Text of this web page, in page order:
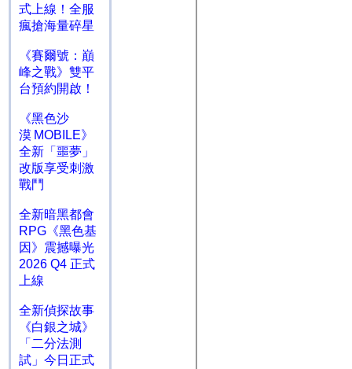
式上線！全服
瘋搶海量碎星
《賽爾號：巔
峰之戰》雙平
台預約開啟！
《黑色沙
漠 MOBILE》
全新「噩夢」
改版享受刺激
戰鬥
全新暗黑都會
RPG《黑色基
因》震撼曝光
2026 Q4 正式
上線
全新偵探故事
《白銀之城》
「二分法測
試」今日正式